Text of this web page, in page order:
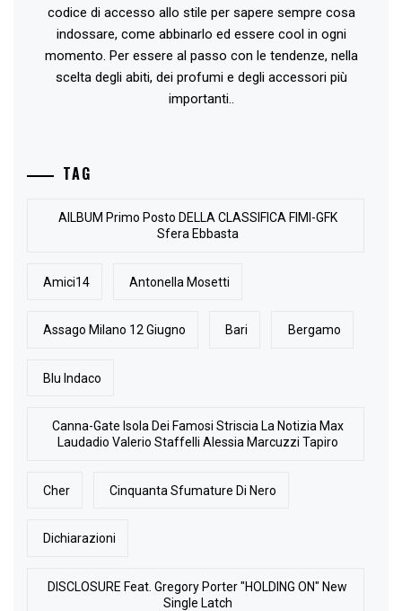
codice di accesso allo stile per sapere sempre cosa
indossare, come abbinarlo ed essere cool in ogni
momento. Per essere al passo con le tendenze, nella
scelta degli abiti, dei profumi e degli accessori più
importanti..
TAG
AlLBUM Primo Posto DELLA CLASSIFICA FIMI-GFK
Sfera Ebbasta
Amici14 Antonella Mosetti
Assago Milano 12 Giugno Bari Bergamo
Blu Indaco
Canna-Gate Isola Dei Famosi Striscia La Notizia Max
Laudadio Valerio Staffelli Alessia Marcuzzi Tapiro
Cher Cinquanta Sfumature Di Nero
Dichiarazioni
DISCLOSURE Feat. Gregory Porter "HOLDING ON" New
Single Latch